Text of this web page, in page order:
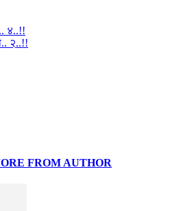
४..!!
२..!!
FROM AUTHOR